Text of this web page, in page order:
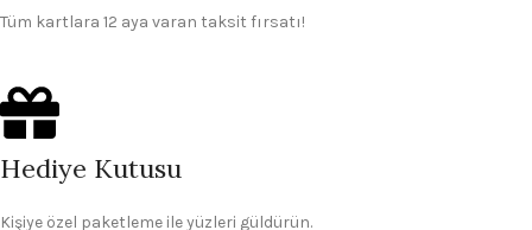
Tüm kartlara 12 aya varan taksit fırsatı!
Hediye Kutusu
Kişiye özel paketleme ile yüzleri güldürün.